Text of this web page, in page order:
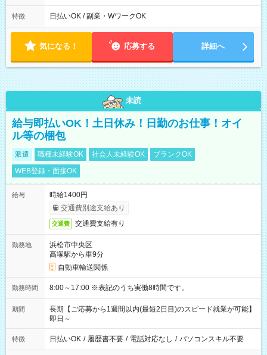
00
特徴 日払いOK / 副業・WワークOK
気になる！ 応募する 詳細へ
未読
給与即払いOK！土日休み！日勤のお仕事！オイ
ル等の梱包
派遣 職種未経験OK 社会人未経験OK
ブランクOK
WEB登録・面接OK
給与
時給1400円
交通費別途支給あり
交通費 交通費支給有り
勤務地
浜松市中央区
高塚駅から車9分
自動車輸送関係
勤務時間 8:00～17:00 ※表記のうち実働8時間です。
期間
長期【ご応募から1週間以内(最短2日目)のスピード就業が可能】
即日～
特徴 日払いOK / 履歴書不要 / 電話対応なし / パソコンスキル不要